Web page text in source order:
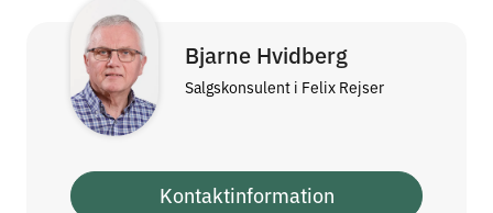
Bjarne Hvidberg
Salgskonsulent i Felix Rejser
Kontaktinformation